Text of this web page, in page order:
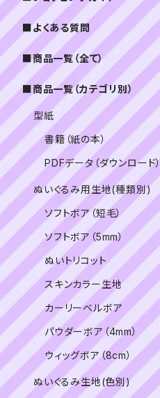
■よくある質問
■商品一覧（全て）
■商品一覧（カテゴリ別）
型紙
書籍（紙の本）
PDFデータ（ダウンロード）
ぬいぐるみ用生地(種類別)
ソフトボア（短毛）
ソフトボア（5mm）
ぬいトリコット
スキンカラー生地
カーリーベルボア
パウダーボア（4mm）
ウィッグボア（8cm）
ぬいぐるみ生地(色別)